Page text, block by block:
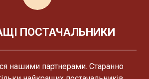
ПОСТАЧАЛЬНИКИ
нашими партнерами. Старанно